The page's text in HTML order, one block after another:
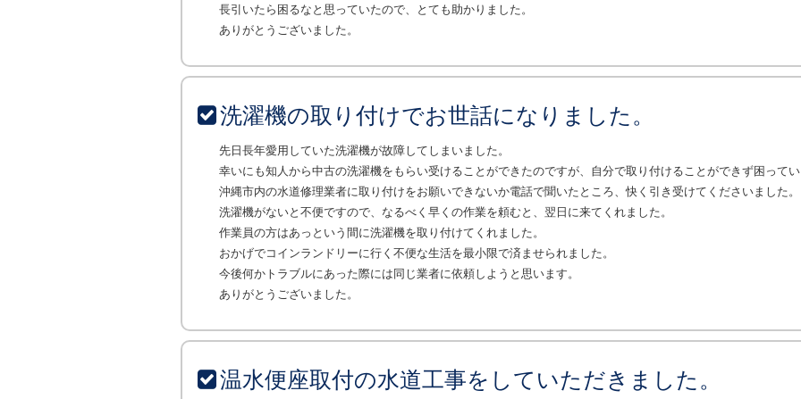
長引いたら困るなと思っていたので、とても助かりました。
ありがとうございました。
洗濯機の取り付けでお世話になりました。
先日長年愛用していた洗濯機が故障してしまいました。
幸いにも知人から中古の洗濯機をもらい受けることができたのですが、自分で取り付けることができず困って
沖縄市内の水道修理業者に取り付けをお願いできないか電話で聞いたところ、快く引き受けてくださいました。
洗濯機がないと不便ですので、なるべく早くの作業を頼むと、翌日に来てくれました。
作業員の方はあっという間に洗濯機を取り付けてくれました。
おかげでコインランドリーに行く不便な生活を最小限で済ませられました。
今後何かトラブルにあった際には同じ業者に依頼しようと思います。
ありがとうございました。
温水便座取付の水道工事をしていただきました。